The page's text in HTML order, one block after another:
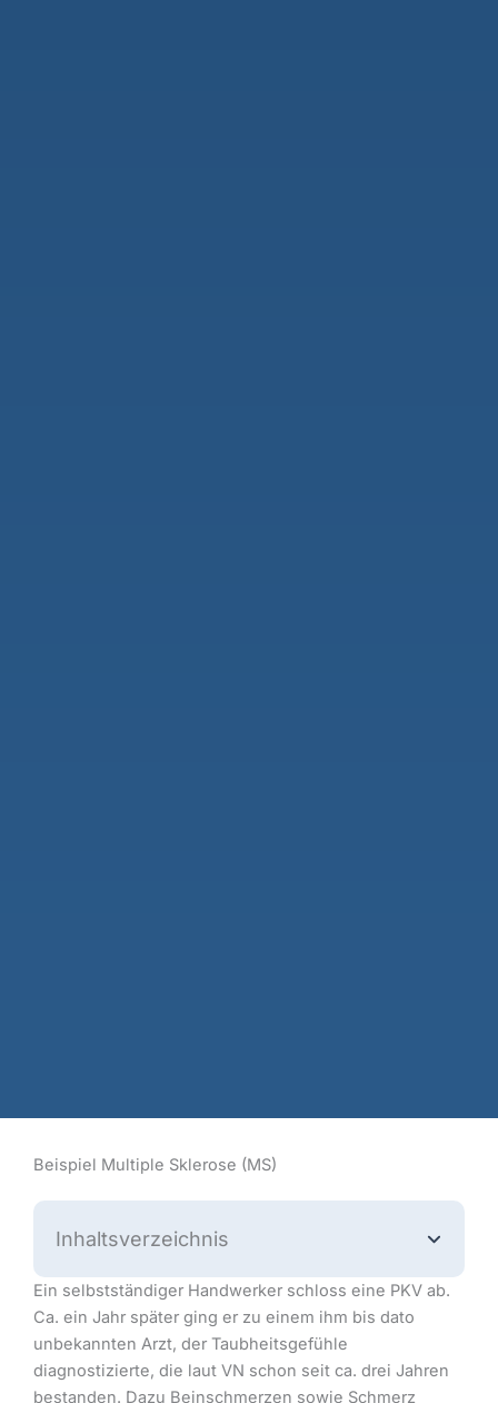
Beispiel Multiple Sklerose (MS)
Inhaltsverzeichnis
Ein selbstständiger Handwerker schloss eine PKV ab.
Ca. ein Jahr später ging er zu einem ihm bis dato
unbekannten Arzt, der Taubheitsgefühle
diagnostizierte, die laut VN schon seit ca. drei Jahren
bestanden. Dazu Beinschmerzen sowie Schmerz